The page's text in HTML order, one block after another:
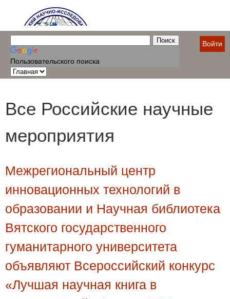
Пользовательского поиска
Войти
Все Российские научные
мероприятия
Межрегиональный центр
инновационных технологий в
образовании и Научная библиотека
Вятского государственного
гуманитарного университета
объявляют Всероссийский конкурс
«Лучшая научная книга в